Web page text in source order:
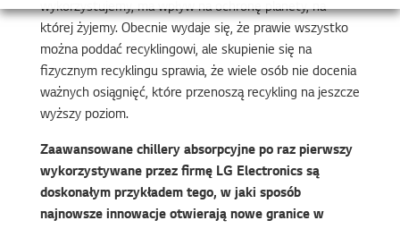
wykorzystujemy, ma wpływ na ochronę planety, na
której żyjemy. Obecnie wydaje się, że prawie wszystko
można poddać recyklingowi, ale skupienie się na
fizycznym recyklingu sprawia, że wiele osób nie docenia
ważnych osiągnięć, które przenoszą recykling na jeszcze
wyższy poziom.
Zaawansowane chillery absorpcyjne po raz pierwszy
wykorzystywane przez firmę LG Electronics są
doskonałym przykładem tego, w jaki sposób
najnowsze innowacje otwierają nowe granice w